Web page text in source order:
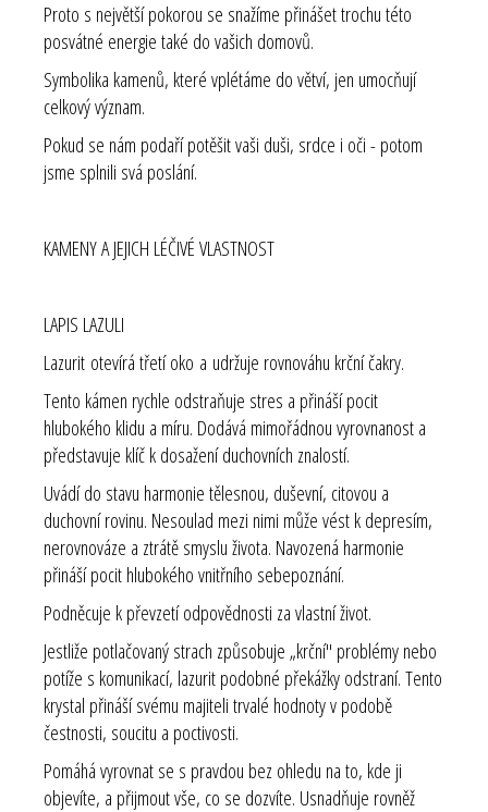
Proto s největší pokorou se snažíme přinášet trochu této
posvátné energie také do vašich domovů.
Symbolika kamenů, které vplétáme do větví, jen umocňují
celkový význam.
Pokud se nám podaří potěšit vaši duši, srdce i oči - potom
jsme splnili svá poslání.
KAMENY A JEJICH LÉČIVÉ VLASTNOST
LAPIS LAZULI
Lazurit otevírá třetí oko a udržuje rovnováhu krční čakry.
Tento kámen rychle odstraňuje stres a přináší pocit
hlubokého klidu a míru. Dodává mimořádnou vyrovnanost a
představuje klíč k dosažení duchovních znalostí.
Uvádí do stavu harmonie tělesnou, duševní, citovou a
duchovní rovinu. Nesoulad mezi nimi může vést k depresím,
nerovnováze a ztrátě smyslu života. Navozená harmonie
přináší pocit hlubokého vnitřního sebepoznání.
Podněcuje k převzetí odpovědnosti za vlastní život.
Jestliže potlačovaný strach způsobuje „krční" problémy nebo
potíže s komunikací, lazurit podobné překážky odstraní. Tento
krystal přináší svému majiteli trvalé hodnoty v podobě
čestnosti, soucitu a poctivosti.
Pomáhá vyrovnat se s pravdou bez ohledu na to, kde ji
objevíte, a přijmout vše, co se dozvíte. Usnadňuje rovněž